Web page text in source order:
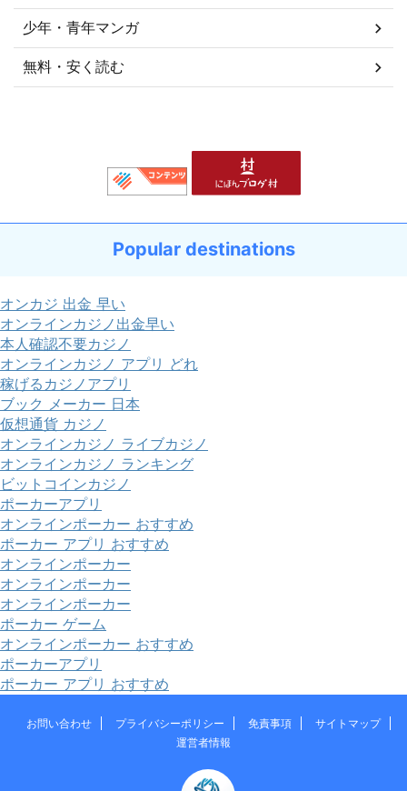
少年・青年マンガ
無料・安く読む
Popular destinations
オンカジ 出金 早い
オンラインカジノ出金早い
本人確認不要カジノ
オンラインカジノ アプリ どれ
稼げるカジノアプリ
ブック メーカー 日本
仮想通貨 カジノ
オンラインカジノ ライブカジノ
オンラインカジノ ランキング
ビットコインカジノ
ポーカーアプリ
オンラインポーカー おすすめ
ポーカー アプリ おすすめ
オンラインポーカー
オンラインポーカー
オンラインポーカー
ポーカー ゲーム
オンラインポーカー おすすめ
ポーカーアプリ
ポーカー アプリ おすすめ
お問い合わせ プライバシーポリシー 免責事項
サイトマップ
運営者情報